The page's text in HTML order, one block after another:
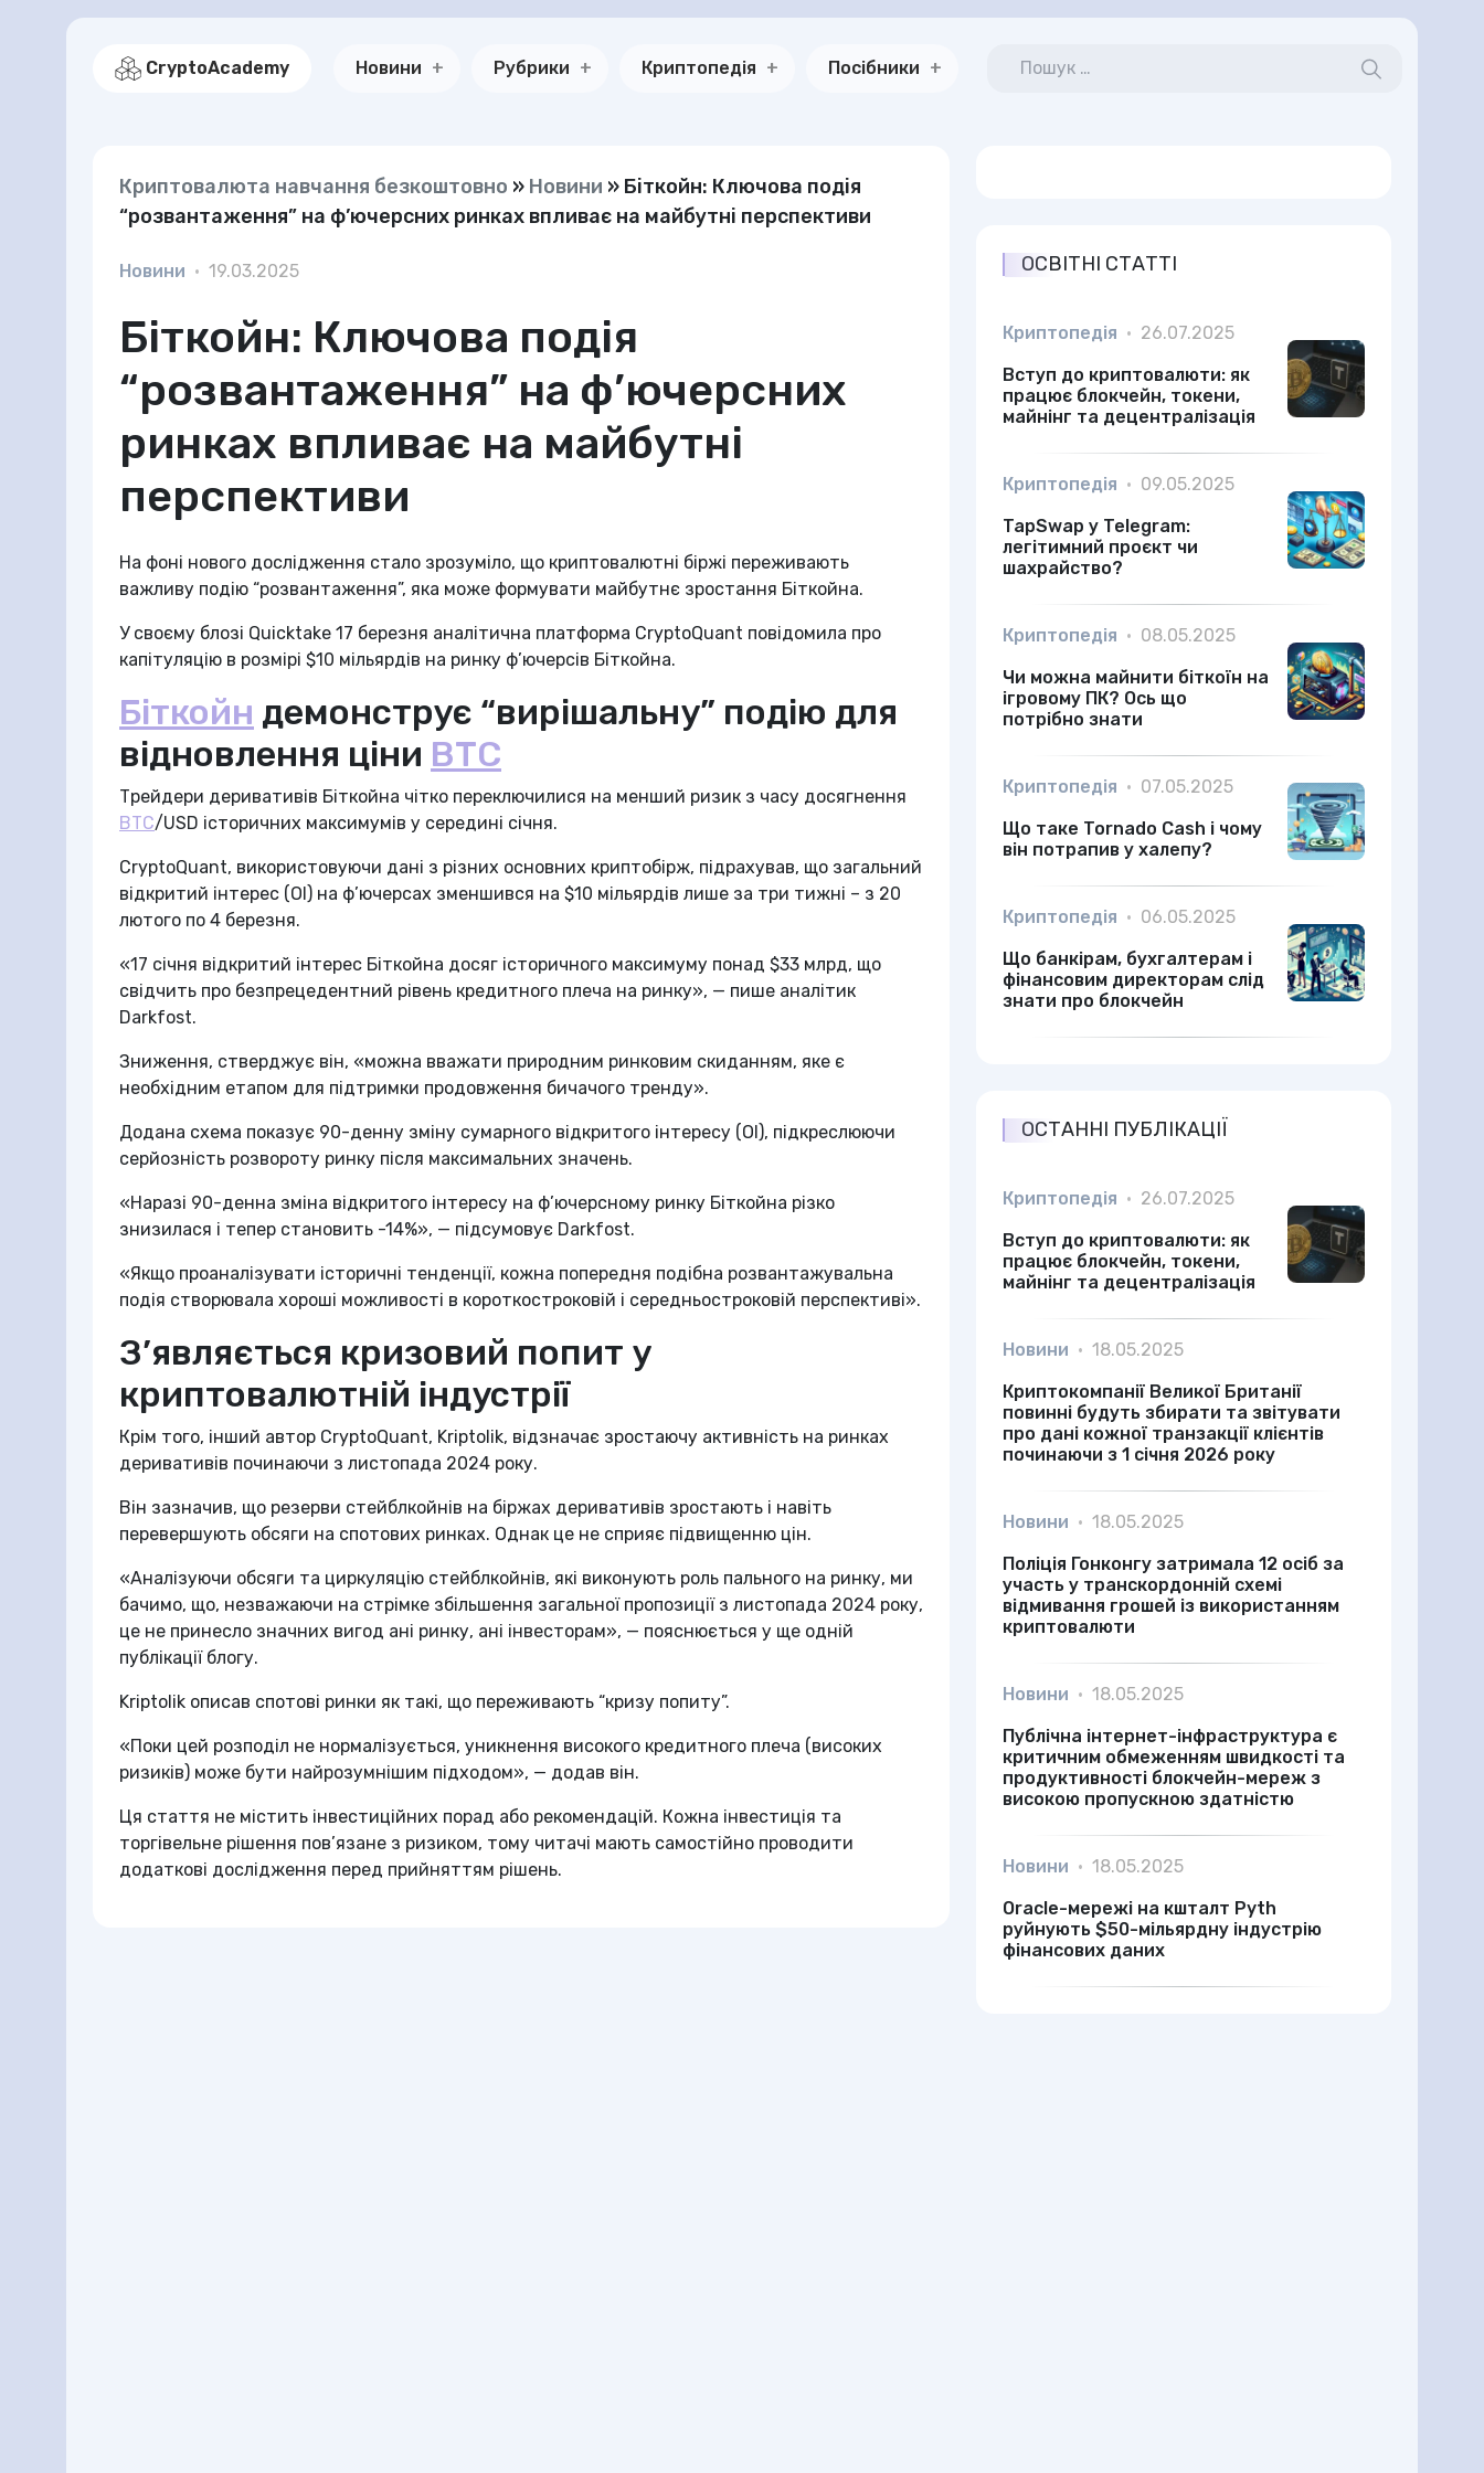
CryptoAcademy Новини Рубрики Криптопедія Посібники
Криптовалюта навчання безкоштовно » Новини » Біткойн: Ключова подія
“розвантаження” на ф’ючерсних ринках впливає на майбутні перспективи
Новини • 19.03.2025
Біткойн: Ключова подія
“розвантаження” на ф’ючерсних
ринках впливає на майбутні
перспективи
На фоні нового дослідження стало зрозуміло, що криптовалютні біржі переживають
важливу подію “розвантаження”, яка може формувати майбутнє зростання Біткойна.
У своєму блозі Quicktake 17 березня аналітична платформа CryptoQuant повідомила про
капітуляцію в розмірі $10 мільярдів на ринку ф’ючерсів Біткойна.
Біткойн демонструє “вирішальну” подію для
відновлення ціни BTC
Трейдери деривативів Біткойна чітко переключилися на менший ризик з часу досягнення
BTC/USD історичних максимумів у середині січня.
CryptoQuant, використовуючи дані з різних основних криптобірж, підрахував, що загальний
відкритий інтерес (OI) на ф’ючерсах зменшився на $10 мільярдів лише за три тижні – з 20
лютого по 4 березня.
«17 січня відкритий інтерес Біткойна досяг історичного максимуму понад $33 млрд, що
свідчить про безпрецедентний рівень кредитного плеча на ринку», — пише аналітик
Darkfost.
Зниження, стверджує він, «можна вважати природним ринковим скиданням, яке є
необхідним етапом для підтримки продовження бичачого тренду».
Додана схема показує 90-денну зміну сумарного відкритого інтересу (OI), підкреслюючи
серйозність розвороту ринку після максимальних значень.
«Наразі 90-денна зміна відкритого інтересу на ф’ючерсному ринку Біткойна різко
знизилася і тепер становить -14%», — підсумовує Darkfost.
«Якщо проаналізувати історичні тенденції, кожна попередня подібна розвантажувальна
подія створювала хороші можливості в короткостроковій і середньостроковій перспективі».
З’являється кризовий попит у
криптовалютній індустрії
Крім того, інший автор CryptoQuant, Kriptolik, відзначає зростаючу активність на ринках
деривативів починаючи з листопада 2024 року.
Він зазначив, що резерви стейблкойнів на біржах деривативів зростають і навіть
перевершують обсяги на спотових ринках. Однак це не сприяє підвищенню цін.
«Аналізуючи обсяги та циркуляцію стейблкойнів, які виконують роль пального на ринку, ми
бачимо, що, незважаючи на стрімке збільшення загальної пропозиції з листопада 2024 року,
це не принесло значних вигод ані ринку, ані інвесторам», — пояснюється у ще одній
публікації блогу.
Kriptolik описав спотові ринки як такі, що переживають “кризу попиту”.
«Поки цей розподіл не нормалізується, уникнення високого кредитного плеча (високих
ризиків) може бути найрозумнішим підходом», — додав він.
Ця стаття не містить інвестиційних порад або рекомендацій. Кожна інвестиція та
торгівельне рішення пов’язане з ризиком, тому читачі мають самостійно проводити
додаткові дослідження перед прийняттям рішень.
ОСВІТНІ СТАТТІ
Криптопедія • 26.07.2025
Вступ до криптовалюти: як
працює блокчейн, токени,
майнінг та децентралізація
Криптопедія • 09.05.2025
TapSwap у Telegram:
легітимний проєкт чи
шахрайство?
Криптопедія • 08.05.2025
Чи можна майнити біткоїн на
ігровому ПК? Ось що
потрібно знати
Криптопедія • 07.05.2025
Що таке Tornado Cash і чому
він потрапив у халепу?
Криптопедія • 06.05.2025
Що банкірам, бухгалтерам і
фінансовим директорам слід
знати про блокчейн
ОСТАННІ ПУБЛІКАЦІЇ
Криптопедія • 26.07.2025
Вступ до криптовалюти: як
працює блокчейн, токени,
майнінг та децентралізація
Новини • 18.05.2025
Криптокомпанії Великої Британії
повинні будуть збирати та звітувати
про дані кожної транзакції клієнтів
починаючи з 1 січня 2026 року
Новини • 18.05.2025
Поліція Гонконгу затримала 12 осіб за
участь у транскордонній схемі
відмивання грошей із використанням
криптовалюти
Новини • 18.05.2025
Публічна інтернет-інфраструктура є
критичним обмеженням швидкості та
продуктивності блокчейн-мереж з
високою пропускною здатністю
Новини • 18.05.2025
Oracle-мережі на кшталт Pyth
руйнують $50-мільярдну індустрію
фінансових даних